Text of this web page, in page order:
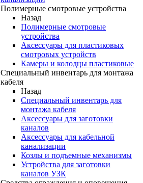
Полимерные смотровые устройства
Назад
Полимерные смотровые
устройства
Аксессуары для пластиковых
смотровых устройств
Камеры и колодцы пластиковые
Специальный инвентарь для монтажа
кабеля
Назад
Специальный инвентарь для
монтажа кабеля
Аксессуары для заготовки
каналов
Аксессуары для кабельной
канализации
Козлы и подъемные механизмы
Устройства для заготовки
каналов УЗК